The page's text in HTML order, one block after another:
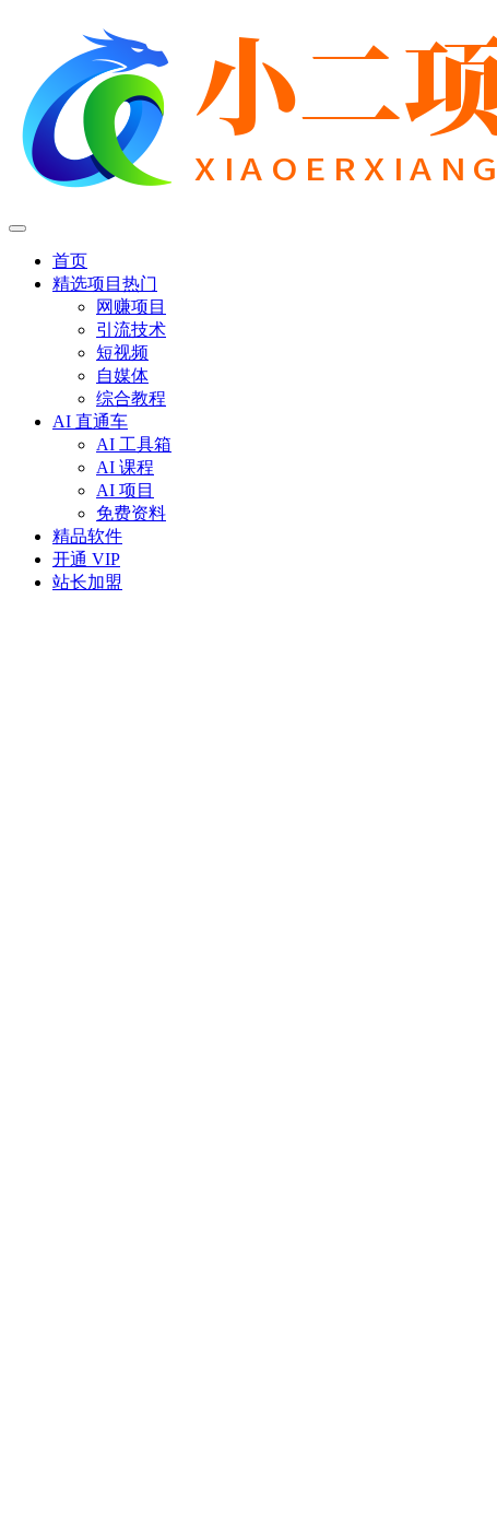
首页
精选项目 热门
网赚项目
引流技术
短视频
自媒体
综合教程
AI 直通车
AI 工具箱
AI 课程
AI 项目
免费资料
精品软件
开通 VIP
站长加盟